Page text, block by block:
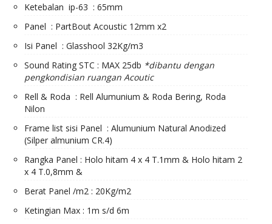
Ketebalan ip-63 : 65mm
Panel : PartBout Acoustic 12mm x2
Isi Panel : Glasshool 32Kg/m3
Sound Rating STC : MAX 25db *dibantu dengan
pengkondisian ruangan Acoutic
Rell & Roda : Rell Alumunium & Roda Bering, Roda
Nilon
Frame list sisi Panel : Alumunium Natural Anodized
(Silper almunium CR.4)
Rangka Panel : Holo hitam 4 x 4 T.1mm & Holo hitam 2
x 4 T.0,8mm &
Berat Panel /m2 : 20Kg/m2
Ketingian Max : 1m s/d 6m